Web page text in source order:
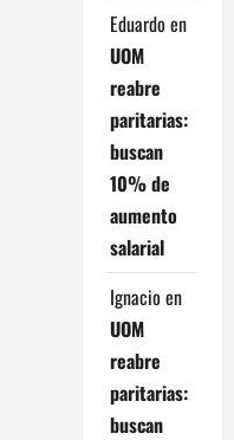
Eduardo en
UOM
reabre
paritarias:
buscan
10% de
aumento
salarial
Ignacio en
UOM
reabre
paritarias:
buscan